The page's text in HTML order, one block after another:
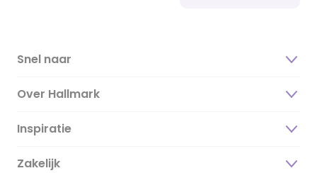
Snel naar
Over Hallmark
Over ons
Duurzaamheid
Inspiratie
Magazine
Zakelijk